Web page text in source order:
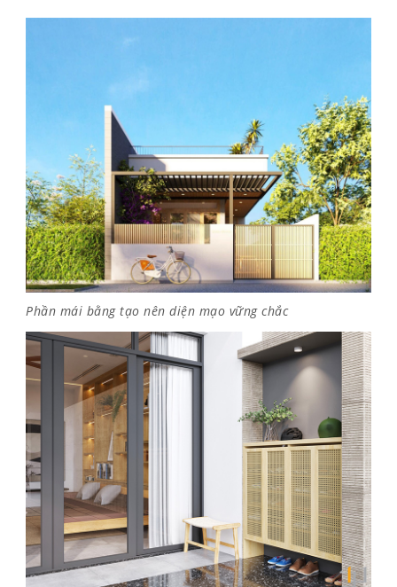
Phần mái bằng tạo nên diện mạo vững chắc